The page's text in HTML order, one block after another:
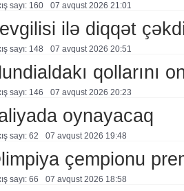
sayı: 160 07 avqust 2026 21:01
ilə diqqət
sayı: 148 07 avqust 2026 20:51
qollarını
sayı: 146 07 avqust 2026 20:23
oynayacaq
sayı: 62 07 avqust 2026 19:48
çempionu
sayı: 66 07 avqust 2026 18:58